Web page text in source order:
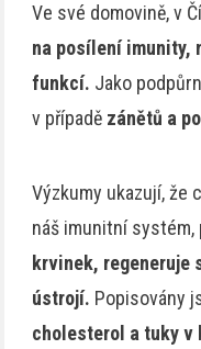
Ve své domovině, v
na posílení imunity,
funkcí. Jako
v případě zánětů a
Výzkumy ukazují,
náš imunitní systém,
krvinek,
ústrojí. Popisovány
cholesterol a tuky